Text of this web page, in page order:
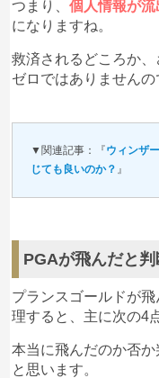
つまり、個人情報が
になりますね。
救済されるどころか
ゼロではありませんの
▼関連記事：『ウィンザ
じても良いのか？ 』
PGAが飛んだと
プランスゴールドが
理すると、主に次の4
本当に飛んだのか否
と思います。